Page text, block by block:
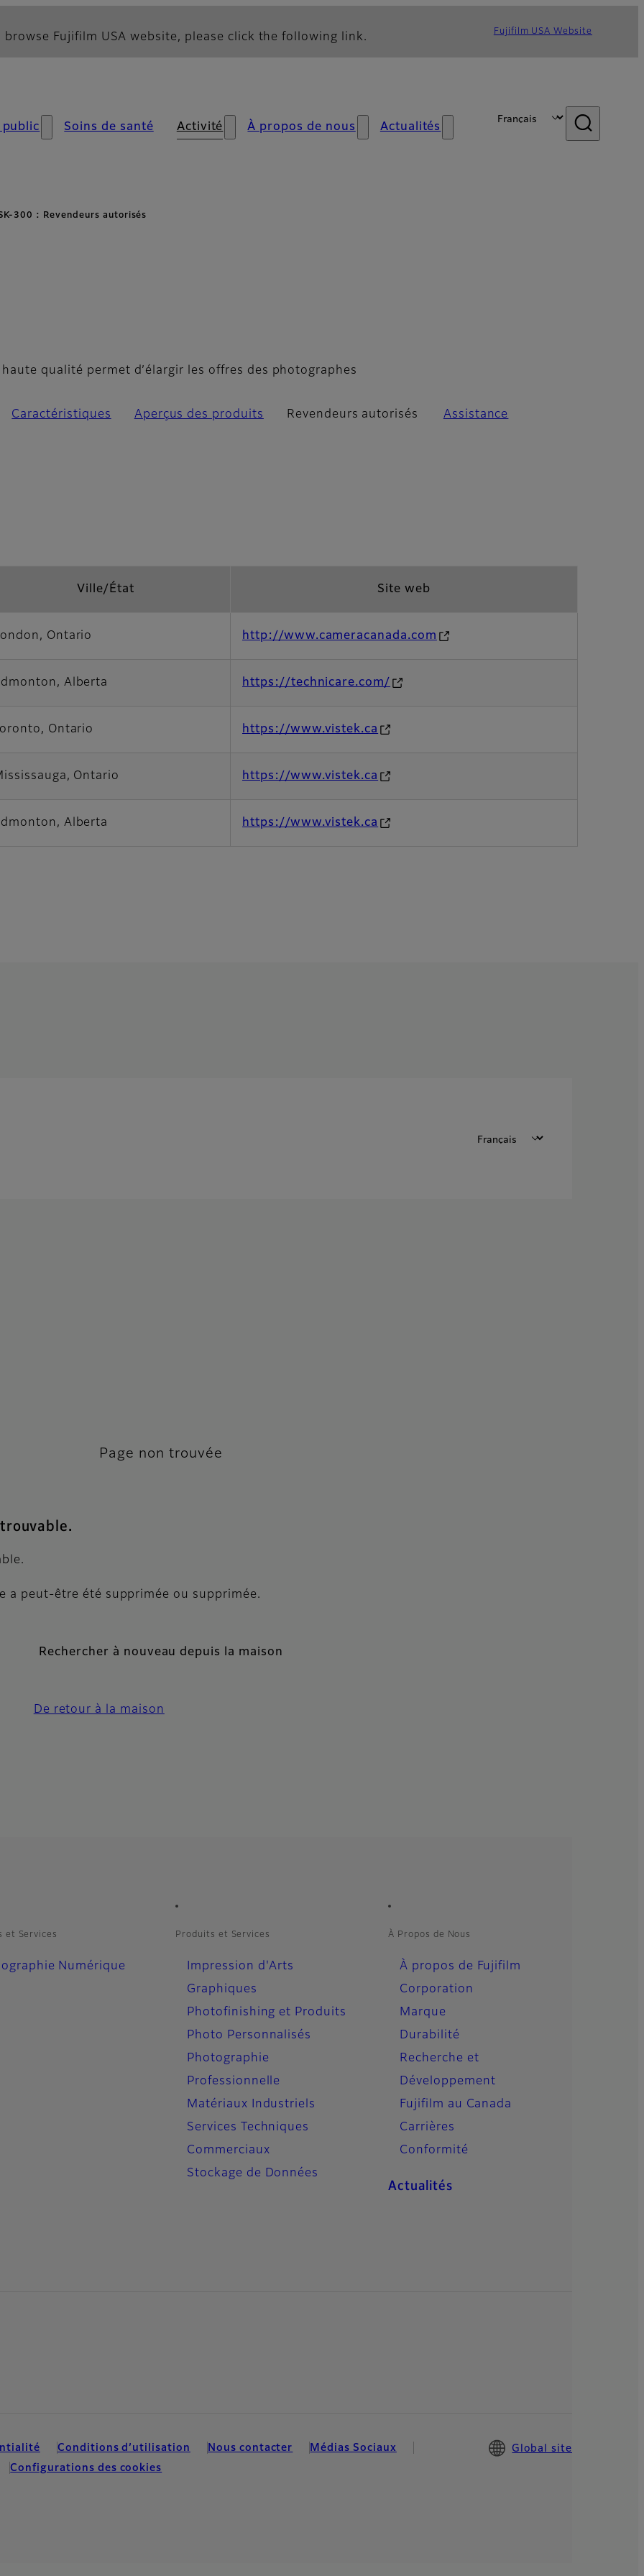
Fujifilm USA website, please click the following link. Fujifilm USA Website
public Soins de santé Activité À propos de nous Actualités
300 : Revendeurs autorisés
qualité permet d’élargir les offres des photographes
Caractéristiques Aperçus des produits Revendeurs autorisés Assistance
Ville/État Site web
Ontario http://www.cameracanada.com
Alberta https://technicare.com/
Ontario https://www.vistek.ca
Ontario https://www.vistek.ca
Alberta https://www.vistek.ca
Page non trouvée
a peut-être été supprimée ou supprimée.
Rechercher à nouveau depuis la maison
De retour à la maison
et Services
Numérique
Produits et Services
Impression d'Arts
Graphiques
Photofinishing et Produits
Photo Personnalisés
Photographie
Professionnelle
Matériaux Industriels
Services Techniques
Commerciaux
Stockage de Données
À Propos de Nous
À propos de Fujifilm
Corporation
Marque
Durabilité
Recherche et
Développement
Fujifilm au Canada
Carrières
Conformité
Actualités
Conditions d’utilisation Nous contacter
Médias Sociaux
Configurations des cookies
Global site